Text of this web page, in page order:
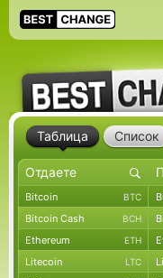
Таблица Список
Bitcoin BTC
Bitcoin Cash BCH
Ethereum ETH
Litecoin LTC